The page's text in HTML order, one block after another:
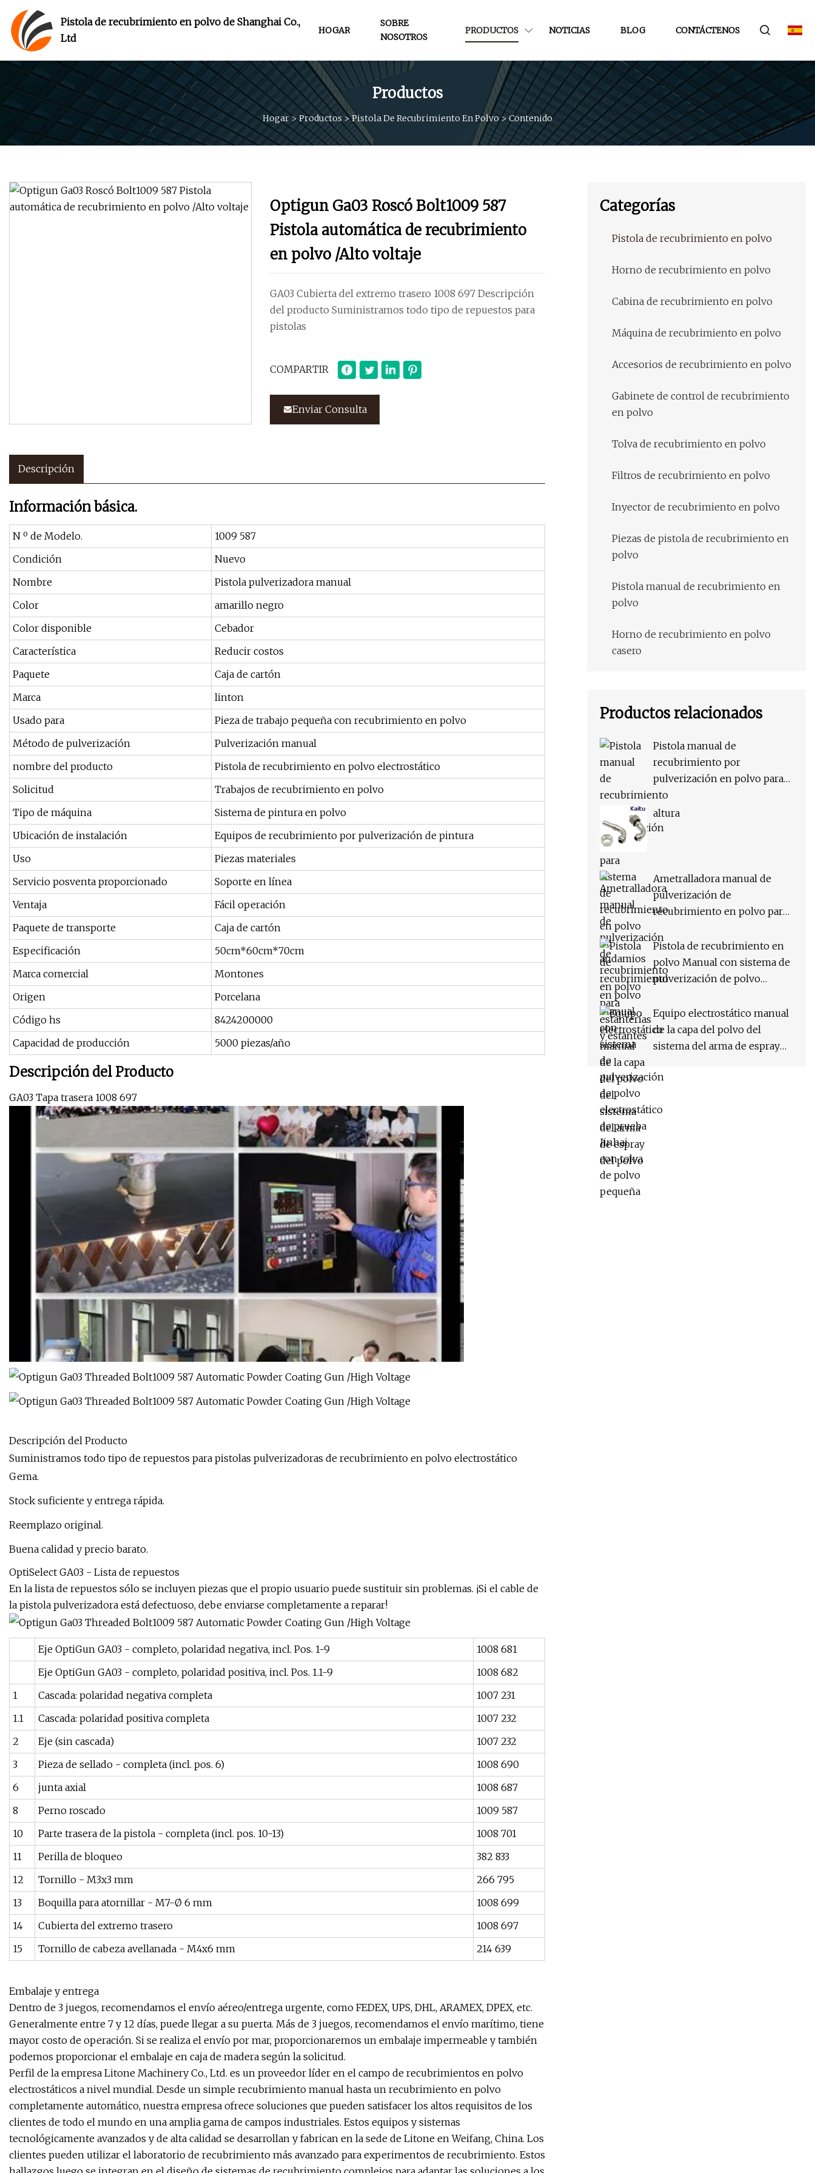
Pistola de recubrimiento en polvo de Shanghai Co.,
Ltd
HOGAR
SOBRE
NOSOTROS
PRODUCTOS NOTICIAS BLOG CONTÁCTENOS
Productos
Hogar>Productos >Pistola De Recubrimiento En Polvo> Contenido
Optigun Ga03 Roscó Bolt1009 587
Pistola automática de recubrimiento
en polvo /Alto voltaje
GA03 Cubierta del extremo trasero 1008 697 Descripción
del producto Suministramos todo tipo de repuestos para
pistolas
COMPARTIR
Enviar Consulta
Descripción
Información básica.
N º de Modelo.
1009 587
Condición
Nuevo
Nombre
Pistola pulverizadora manual
Color
amarillo negro
Color disponible
Cebador
Característica
Reducir costos
Paquete
Caja de cartón
Marca
linton
Usado para
Pieza de trabajo pequeña con recubrimiento en polvo
Método de pulverización
Pulverización manual
nombre del producto
Pistola de recubrimiento en polvo electrostático
Solicitud
Trabajos de recubrimiento en polvo
Tipo de máquina
Sistema de pintura en polvo
Ubicación de instalación
Equipos de recubrimiento por pulverización de pintura
Uso
Piezas materiales
Servicio posventa proporcionado
Soporte en línea
Ventaja
Fácil operación
Paquete de transporte
Caja de cartón
Especificación
50cm*60cm*70cm
Marca comercial
Montones
Origen
Porcelana
Código hs
8424200000
Capacidad de producción
5000 piezas/año
Descripción del Producto
GA03 Tapa trasera 1008 697
Descripción del Producto
Suministramos todo tipo de repuestos para pistolas pulverizadoras de recubrimiento en polvo electrostático
Gema.
Stock suficiente y entrega rápida.
Reemplazo original.
Buena calidad y precio barato.
OptiSelect GA03 - Lista de repuestos
En la lista de repuestos sólo se incluyen piezas que el propio usuario puede sustituir sin problemas. ¡Si el cable de
la pistola pulverizadora está defectuoso, debe enviarse completamente a reparar!
Eje OptiGun GA03 - completo, polaridad negativa, incl. Pos. 1-9
1008 681
Eje OptiGun GA03 - completo, polaridad positiva, incl. Pos. 1.1-9
1008 682
1
Cascada: polaridad negativa completa
1007 231
1.1
Cascada: polaridad positiva completa
1007 232
2
Eje (sin cascada)
1007 232
3
Pieza de sellado - completa (incl. pos. 6)
1008 690
6
junta axial
1008 687
8
Perno roscado
1009 587
10
Parte trasera de la pistola - completa (incl. pos. 10-13)
1008 701
11
Perilla de bloqueo
382 833
12
Tornillo - M3x3 mm
266 795
13
Boquilla para atornillar - M7-Ø 6 mm
1008 699
14
Cubierta del extremo trasero
1008 697
15
Tornillo de cabeza avellanada - M4x6 mm 214 639
Embalaje y entrega
Dentro de 3 juegos, recomendamos el envío aéreo/entrega urgente, como FEDEX, UPS, DHL, ARAMEX, DPEX, etc.
Generalmente entre 7 y 12 días, puede llegar a su puerta. Más de 3 juegos, recomendamos el envío marítimo, tiene
mayor costo de operación. Si se realiza el envío por mar, proporcionaremos un embalaje impermeable y también
podemos proporcionar el embalaje en caja de madera según la solicitud.
Perfil de la empresa Litone Machinery Co., Ltd. es un proveedor líder en el campo de recubrimientos en polvo
electrostáticos a nivel mundial. Desde un simple recubrimiento manual hasta un recubrimiento en polvo
completamente automático, nuestra empresa ofrece soluciones que pueden satisfacer los altos requisitos de los
clientes de todo el mundo en una amplia gama de campos industriales. Estos equipos y sistemas
tecnológicamente avanzados y de alta calidad se desarrollan y fabrican en la sede de Litone en Weifang, China. Los
clientes pueden utilizar el laboratorio de recubrimiento más avanzado para experimentos de recubrimiento. Estos
Categorías
Pistola de recubrimiento en polvo
Horno de recubrimiento en polvo
Cabina de recubrimiento en polvo
Máquina de recubrimiento en polvo
Accesorios de recubrimiento en polvo
Gabinete de control de recubrimiento
en polvo
Tolva de recubrimiento en polvo
Filtros de recubrimiento en polvo
Inyector de recubrimiento en polvo
Piezas de pistola de recubrimiento en
polvo
Pistola manual de recubrimiento en
polvo
Horno de recubrimiento en polvo
casero
Productos relacionados
Pistola manual de
recubrimiento por
pulverización en polvo para
sistema de recubrimiento en
polvo de andamios
altura
Ametralladora manual de
pulverización de
recubrimiento en polvo para
Pistola de recubrimiento en
polvo Manual con sistema de
pulverización de polvo
Jinhai con tolva de polvo
pequeña
Equipo electrostático manual
de la capa del polvo del
sistema del arma de espray